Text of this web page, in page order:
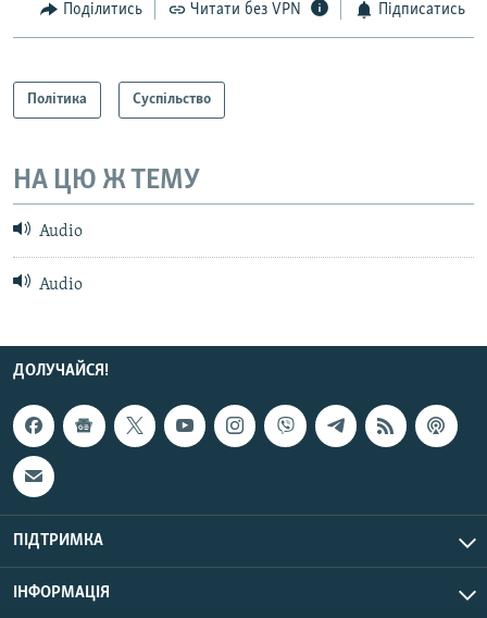
Поділитись Читати без VPN Підписатись
Політика Суспільство
НА ЦЮ Ж ТЕМУ
Audio
Audio
ДОЛУЧАЙСЯ!
ПІДТРИМКА
ІНФОРМАЦІЯ